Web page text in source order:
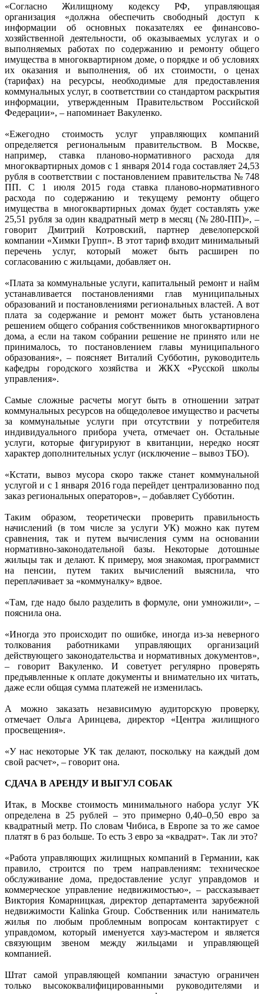
«Согласно Жилищному кодексу РФ, управляющая
организация «должна обеспечить свободный доступ к
информации об основных показателях ее финансово-
хозяйственной деятельности, об оказываемых услугах и о
выполняемых работах по содержанию и ремонту общего
имущества в многоквартирном доме, о порядке и об условиях
их оказания и выполнения, об их стоимости, о ценах
(тарифах) на ресурсы, необходимые для предоставления
коммунальных услуг, в соответствии со стандартом раскрытия
информации, утвержденным Правительством Российской
Федерации», – напоминает Вакуленко.
«Ежегодно стоимость услуг управляющих компаний
определяется региональным правительством. В Москве,
например, ставка планово-нормативного расхода для
многоквартирных домов с 1 января 2014 года составляет 24,53
рубля в соответствии с постановлением правительства № 748
ПП. С 1 июля 2015 года ставка планово-нормативного
расхода по содержанию и текущему ремонту общего
имущества в многоквартирных домах будет составлять уже
25,51 рубля за один квадратный метр в месяц (№ 280-ПП)», –
говорит Дмитрий Котровский, партнер девелоперской
компании «Химки Групп». В этот тариф входит минимальный
перечень услуг, который может быть расширен по
согласованию с жильцами, добавляет он.
«Плата за коммунальные услуги, капитальный ремонт и найм
устанавливается постановлениями глав муниципальных
образований и постановлениями региональных властей. А вот
плата за содержание и ремонт может быть установлена
решением общего собрания собственников многоквартирного
дома, а если на таком собрании решение не принято или не
принималось, то постановлением главы муниципального
образования», – поясняет Виталий Субботин, руководитель
кафедры городского хозяйства и ЖКХ «Русской школы
управления».
Самые сложные расчеты могут быть в отношении затрат
коммунальных ресурсов на общедолевое имущество и расчеты
за коммунальные услуги при отсутствии у потребителя
индивидуального прибора учета, отмечает он. Остальные
услуги, которые фигурируют в квитанции, нередко носят
характер дополнительных услуг (исключение – вывоз ТБО).
«Кстати, вывоз мусора скоро также станет коммунальной
услугой и с 1 января 2016 года перейдет централизованно под
заказ региональных операторов», – добавляет Субботин.
Таким образом, теоретически проверить правильность
начислений (в том числе за услуги УК) можно как путем
сравнения, так и путем вычисления сумм на основании
нормативно-законодательной базы. Некоторые дотошные
жильцы так и делают. К примеру, моя знакомая, программист
на пенсии, путем таких вычислений выяснила, что
переплачивает за «коммуналку» вдвое.
«Там, где надо было разделить в формуле, они умножили», –
пояснила она.
«Иногда это происходит по ошибке, иногда из-за неверного
толкования работниками управляющих организаций
действующего законодательства и нормативных документов»,
– говорит Вакуленко. И советует регулярно проверять
предъявленные к оплате документы и внимательно их читать,
даже если общая сумма платежей не изменилась.
А можно заказать независимую аудиторскую проверку,
отмечает Ольга Аринцева, директор «Центра жилищного
просвещения».
«У нас некоторые УК так делают, поскольку на каждый дом
свой расчет», – говорит она.
СДАЧА В АРЕНДУ И ВЫГУЛ СОБАК
Итак, в Москве стоимость минимального набора услуг УК
определена в 25 руб­лей – это примерно 0,40–0,50 евро за
квадратный метр. По словам Чибиса, в Европе за то же самое
платят в 6 раз больше. То есть 3 евро за «квадрат». Так ли это?
«Работа управляющих жилищных компаний в Германии, как
правило, строится по трем направлениям: техническое
обслуживание дома, предоставление услуг управдомов и
коммерческое управление недвижимостью», – рассказывает
Виктория Комарницкая, директор департамента зарубежной
недвижимости Kalinka Group. Собственник или наниматель
жилья по любым проблемным вопросам контактирует с
управдомом, который именуется хауз-мастером и является
связующим звеном между жильцами и управляющей
компанией.
Штат самой управляющей компании зачастую ограничен
только высококвалифицированными руководителями и